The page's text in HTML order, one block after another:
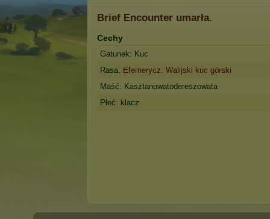
Brief Encounter umarła.
Cechy
Gatunek: Kuc
Rasa: Efemerycz. Walijski kuc górski
Maść: Kasztanowatodereszowata
Płeć: klacz